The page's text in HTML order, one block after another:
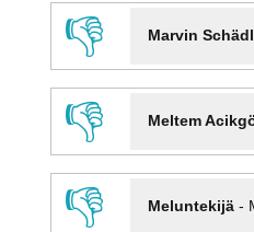
👎
Marvin
👎
Meltem
👎
Meluntekijä-